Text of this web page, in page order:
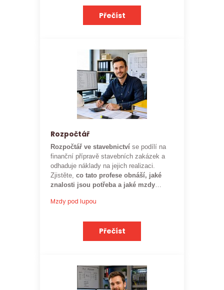
Přečíst
Rozpočtář
Rozpočtář ve stavebnictví se podílí na
finanční přípravě stavebních zakázek a
odhaduje náklady na jejich realizaci.
Zjistěte, co tato profese obnáší, jaké
znalosti jsou potřeba a jaké mzdy
očekávat.
Mzdy pod lupou
Přečíst